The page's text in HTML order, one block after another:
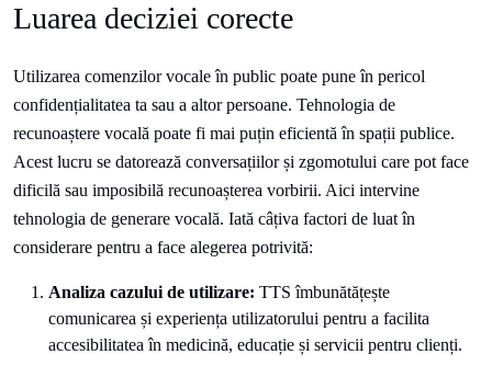
Luarea deciziei corecte
Utilizarea comenzilor vocale în public poate pune în pericol
confidențialitatea ta sau a altor persoane. Tehnologia de
recunoaștere vocală poate fi mai puțin eficientă în spații publice.
Acest lucru se datorează conversațiilor și zgomotului care pot face
dificilă sau imposibilă recunoașterea vorbirii. Aici intervine
tehnologia de generare vocală. Iată câțiva factori de luat în
considerare pentru a face alegerea potrivită:
Analiza cazului de utilizare: TTS îmbunătățește
comunicarea și experiența utilizatorului pentru a facilita
accesibilitatea în medicină, educație și servicii pentru clienți.